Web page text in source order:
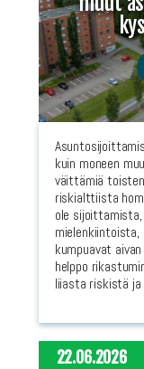
kuin moneen
väittämiä
riskialttiista
ole sijoittamista,
kumpuavat
helppo
liiasta riskistä
22.06.2026